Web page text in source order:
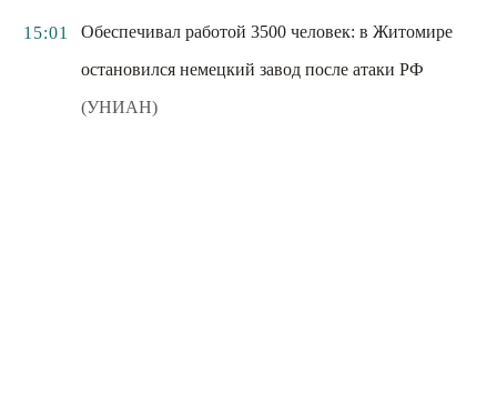
15:01
Обеспечивал работой 3500 человек: в Житомире
остановился немецкий завод после атаки РФ
(УНИАН)